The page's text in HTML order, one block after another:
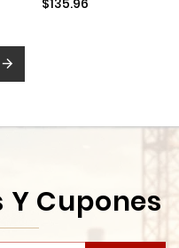
MM MAGNÉTICO PARA
$135.96

Y Cupones